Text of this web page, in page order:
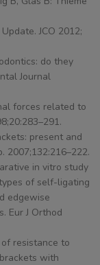
JCO 2012;
do they
Journal
forces related to
present and
2007;132:216–222.
in vitro study
of self-ligating
edgewise
Eur J Orthod
of resistance to
with